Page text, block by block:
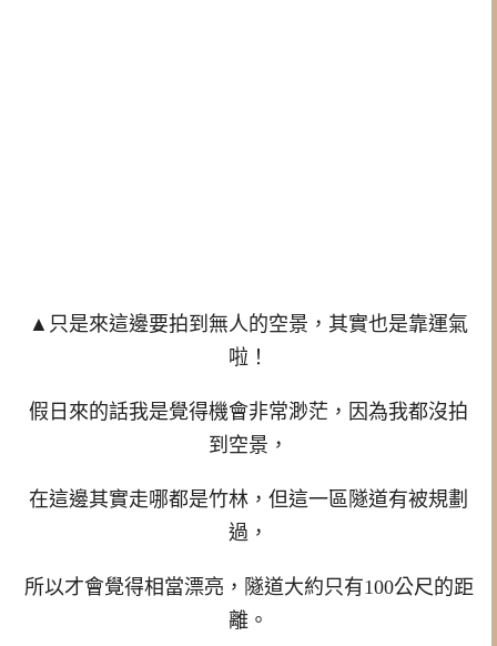
▲只是來這邊要拍到無人的空景，其實也是靠運氣
啦！
假日來的話我是覺得機會非常渺茫，因為我都沒拍
到空景，
在這邊其實走哪都是竹林，但這一區隧道有被規劃
過，
所以才會覺得相當漂亮，隧道大約只有100公尺的距
離。